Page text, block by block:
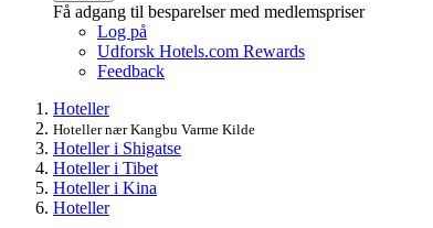
Få adgang til besparelser med medlemspriser
Log på
Udforsk Hotels.com Rewards
Feedback
Hoteller
Hoteller nær Kangbu Varme Kilde
Hoteller i Shigatse
Hoteller i Tibet
Hoteller i Kina
Hoteller